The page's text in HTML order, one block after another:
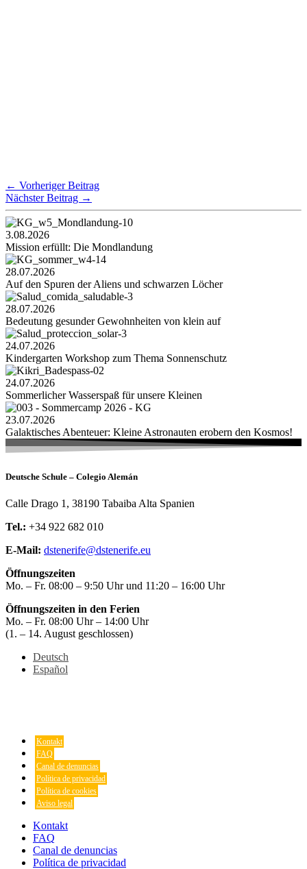
← Vorheriger Beitrag
Nächster Beitrag →
3.08.2026
Mission erfüllt: Die Mondlandung
28.07.2026
Auf den Spuren der Aliens und schwarzen Löcher
28.07.2026
Bedeutung gesunder Gewohnheiten von klein auf
24.07.2026
Kindergarten Workshop zum Thema Sonnenschutz
24.07.2026
Sommerlicher Wasserspaß für unsere Kleinen
23.07.2026
Galaktisches Abenteuer: Kleine Astronauten erobern den Kosmos!
Deutsche Schule – Colegio Alemán
Calle Drago 1, 38190 Tabaiba Alta Spanien
Tel.: +34 922 682 010
E-Mail: dstenerife@dstenerife.eu
Öffnungszeiten
Mo. – Fr. 08:00 – 9:50 Uhr und 11:20 – 16:00 Uhr
Öffnungszeiten in den Ferien
Mo. – Fr. 08:00 Uhr – 14:00 Uhr
(1. – 14. August geschlossen)
Deutsch
Español
Kontakt
FAQ
Canal de denuncias
Política de privacidad
Política de cookies
Aviso legal
Kontakt
FAQ
Canal de denuncias
Política de privacidad